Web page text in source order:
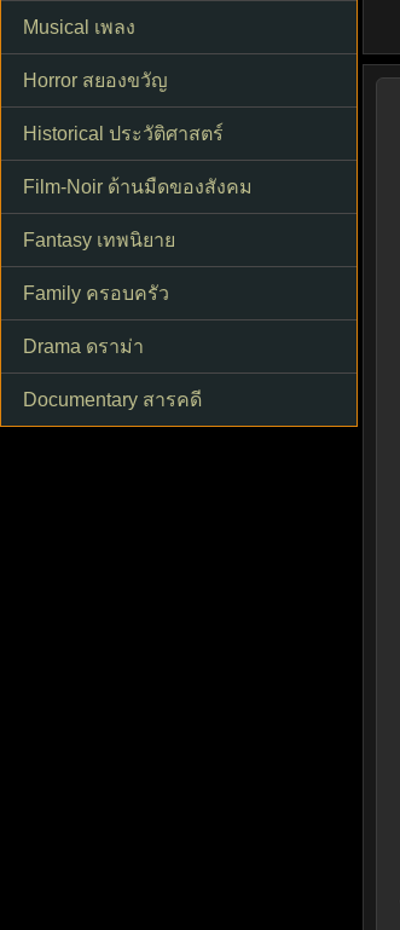
Musical เพลง
Horror สยองขวัญ
Historical ประวัติศาสตร์
Film-Noir ด้านมืดของสังคม
Fantasy เทพนิยาย
Family ครอบครัว
Drama ดราม่า
Documentary สารคดี